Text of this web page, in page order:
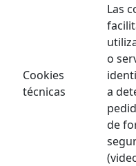
Cookies
técnicas
Las
o
a
de